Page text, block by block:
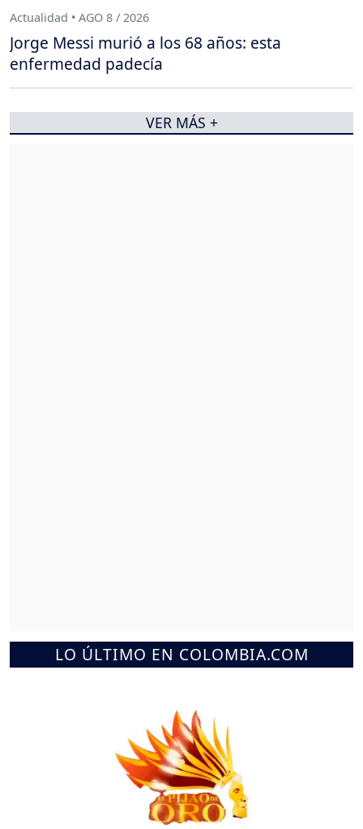
LO ÚLTIMO EN COLOMBIA.COM
Actualidad • AGO 8 / 2026
Jorge Messi murió a los 68 años: esta
enfermedad padecía
VER MÁS +